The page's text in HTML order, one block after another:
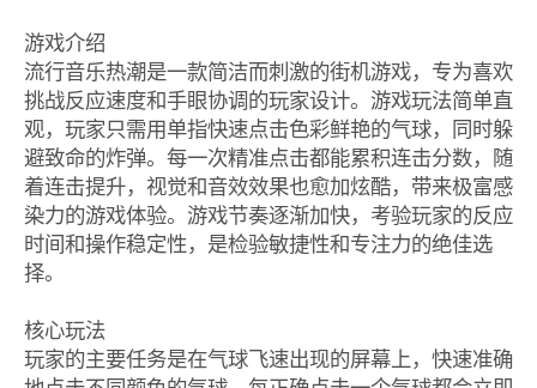
游戏介绍
流行音乐热潮是一款简洁而刺激的街机游戏，专为喜欢
挑战反应速度和手眼协调的玩家设计。游戏玩法简单直
观，玩家只需用单指快速点击色彩鲜艳的气球，同时躲
避致命的炸弹。每一次精准点击都能累积连击分数，随
着连击提升，视觉和音效效果也愈加炫酷，带来极富感
染力的游戏体验。游戏节奏逐渐加快，考验玩家的反应
时间和操作稳定性，是检验敏捷性和专注力的绝佳选
择。
核心玩法
玩家的主要任务是在气球飞速出现的屏幕上，快速准确